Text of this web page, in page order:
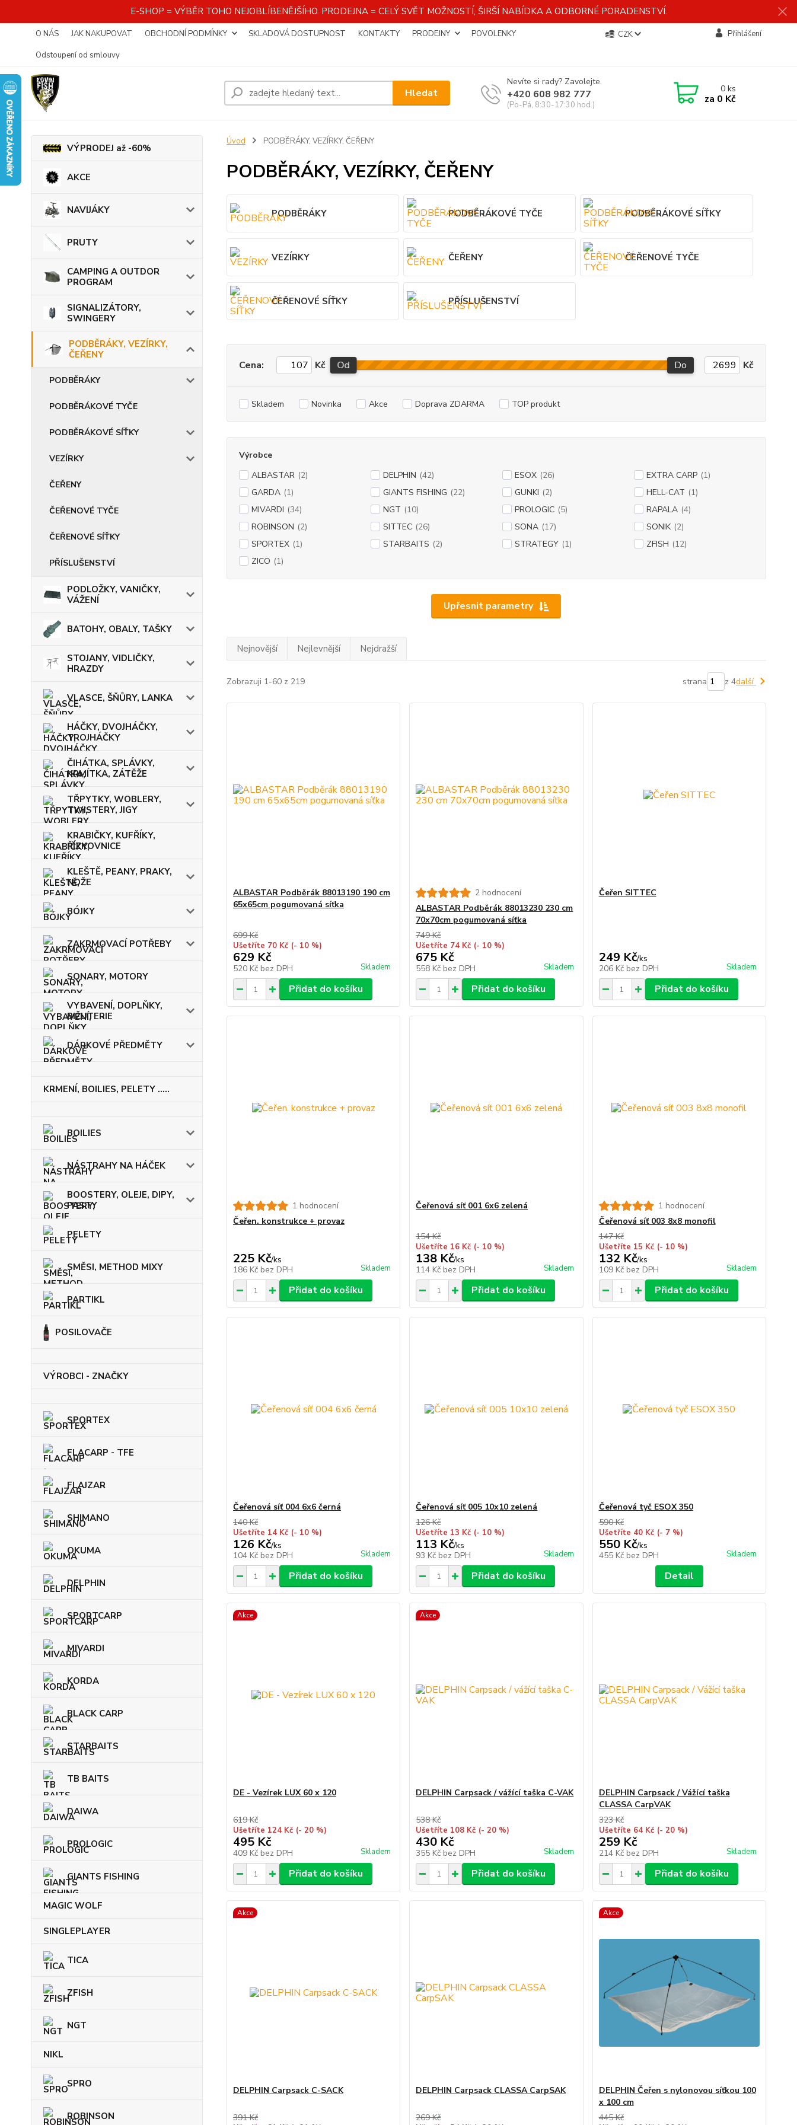
E-SHOP = VÝBĚR TOHO NEJOBLÍBENĚJŠÍHO. PRODEJNA = CELÝ SVĚT MOŽNOSTÍ, ŠIRŠÍ NABÍDKA A ODBORNÉ PORADENSTVÍ.
O NÁS JAK NAKUPOVAT OBCHODNÍ PODMÍNKY SKLADOVÁ DOSTUPNOST KONTAKTY PRODEJNY
POVOLENKY
Odstoupení od smlouvy
CZK Přihlášení
Hledat
Nevíte si rady? Zavolejte.
+420 608 982 777
(Po-Pá, 8:30-17:30 hod.)
0ks
za 0 Kč
VÝPRODEJ až -60%
AKCE
NAVIJÁKY
PRUTY
CAMPING A OUTDOR
PROGRAM
SIGNALIZÁTORY,
SWINGERY
PODBĚRÁKY, VEZÍRKY,
ČEŘENY
PODBĚRÁKY
PODBĚRÁKOVÉ TYČE
PODBĚRÁKOVÉ SÍŤKY
VEZÍRKY
ČEŘENY
ČEŘENOVÉ TYČE
ČEŘENOVÉ SÍŤKY
PŘÍSLUŠENSTVÍ
PODLOŽKY, VANIČKY,
VÁŽENÍ
BATOHY, OBALY, TAŠKY
STOJANY, VIDLIČKY,
HRAZDY
VLASCE, ŠŇŮRY, LANKA
HÁČKY, DVOJHÁČKY,
TROJHÁČKY
ČIHÁTKA, SPLÁVKY,
KRMÍTKA, ZÁTĚŽE
TŘPYTKY, WOBLERY,
TWISTERY, JIGY
KRABIČKY, KUFŘÍKY,
ŘÍZKOVNICE
KLEŠTĚ, PEANY, PRAKY,
NOŽE
BÓJKY
ZAKRMOVACÍ POTŘEBY
SONARY, MOTORY
VYBAVENÍ, DOPLŇKY,
BIŽUTERIE
DÁRKOVÉ PŘEDMĚTY
KRMENÍ, BOILIES, PELETY .....
BOILIES
NÁSTRAHY NA HÁČEK
BOOSTERY, OLEJE, DIPY,
PASTY
PELETY
SMĚSI, METHOD MIXY
PARTIKL
POSILOVAČE
VÝROBCI - ZNAČKY
SPORTEX
FLACARP - TFE
FLAJZAR
SHIMANO
OKUMA
DELPHIN
SPORTCARP
MIVARDI
KORDA
BLACK CARP
STARBAITS
TB BAITS
DAIWA
PROLOGIC
GIANTS FISHING
MAGIC WOLF
SINGLEPLAYER
TICA
ZFISH
NGT
NIKL
SPRO
ROBINSON
Úvod PODBĚRÁKY, VEZÍRKY, ČEŘENY
PODBĚRÁKY, VEZÍRKY, ČEŘENY
PODBĚRÁKY PODBĚRÁKOVÉ TYČE PODBĚRÁKOVÉ SÍŤKY
VEZÍRKY ČEŘENY ČEŘENOVÉ TYČE
ČEŘENOVÉ SÍŤKY PŘÍSLUŠENSTVÍ
Upřesnit parametry
Cena: Kč Od Do Kč
Skladem Novinka Akce Doprava ZDARMA TOP produkt
Výrobce
ALBASTAR (2) DELPHIN (42) ESOX (26) EXTRA CARP (1)
GARDA (1) GIANTS FISHING (22) GUNKI (2) HELL-CAT (1)
MIVARDI (34) NGT (10) PROLOGIC (5) RAPALA (4)
ROBINSON (2) SITTEC (26) SONA (17) SONIK (2)
SPORTEX (1) STARBAITS (2) STRATEGY (1) ZFISH (12)
ZICO (1)
Nejnovější Nejlevnější Nejdražší
Zobrazuji 1-60 z 219 strana z 4další
ALBASTAR Podběrák 88013190 190 cm
65x65cm pogumovaná síťka
699 Kč
Ušetříte 70 Kč (- 10 %)
629 Kč
520 Kč bez DPH Skladem
Přidat do košíku
2 hodnocení
ALBASTAR Podběrák 88013230 230 cm
70x70cm pogumovaná síťka
749 Kč
Ušetříte 74 Kč (- 10 %)
675 Kč
558 Kč bez DPH Skladem
Přidat do košíku
Čeřen SITTEC
249 Kč/ks
206 Kč bez DPH Skladem
Přidat do košíku
1 hodnocení
Čeřen. konstrukce + provaz
225 Kč/ks
186 Kč bez DPH Skladem
Přidat do košíku
Čeřenová síť 001 6x6 zelená
154 Kč
Ušetříte 16 Kč (- 10 %)
138 Kč/ks
114 Kč bez DPH Skladem
Přidat do košíku
1 hodnocení
Čeřenová síť 003 8x8 monofil
147 Kč
Ušetříte 15 Kč (- 10 %)
132 Kč/ks
109 Kč bez DPH Skladem
Přidat do košíku
Čeřenová síť 004 6x6 černá
140 Kč
Ušetříte 14 Kč (- 10 %)
126 Kč/ks
104 Kč bez DPH Skladem
Přidat do košíku
Čeřenová síť 005 10x10 zelená
126 Kč
Ušetříte 13 Kč (- 10 %)
113 Kč/ks
93 Kč bez DPH Skladem
Přidat do košíku
Čeřenová tyč ESOX 350
590 Kč
Ušetříte 40 Kč (- 7 %)
550 Kč/ks
455 Kč bez DPH Skladem
Detail
Akce
DE - Vezírek LUX 60 x 120
619 Kč
Ušetříte 124 Kč (- 20 %)
495 Kč
409 Kč bez DPH Skladem
Přidat do košíku
Akce
DELPHIN Carpsack / vážící taška C-VAK
538 Kč
Ušetříte 108 Kč (- 20 %)
430 Kč
355 Kč bez DPH Skladem
Přidat do košíku
DELPHIN Carpsack / Vážící taška
CLASSA CarpVAK
323 Kč
Ušetříte 64 Kč (- 20 %)
259 Kč
214 Kč bez DPH Skladem
Přidat do košíku
Akce
DELPHIN Carpsack C-SACK
391 Kč
DELPHIN Carpsack CLASSA CarpSAK
269 Kč
Akce
DELPHIN Čeřen s nylonovou síťkou 100
x 100 cm
445 Kč